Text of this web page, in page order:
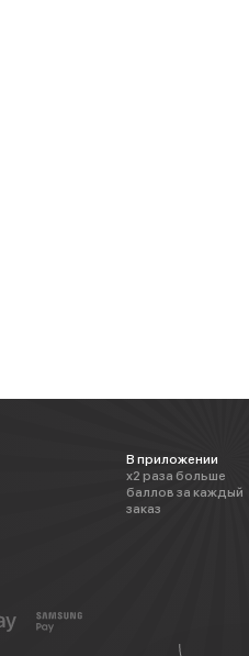
В приложении
х2 раза больше
баллов за каждый
заказ